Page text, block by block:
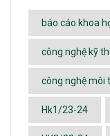
báo cáo khoa
công nghệ kỹ
công nghệ môi
Hk1/23-24